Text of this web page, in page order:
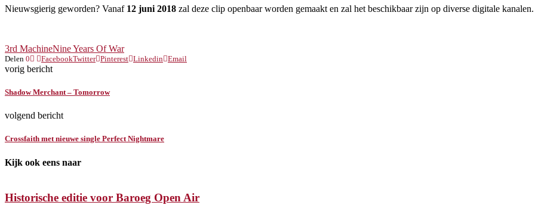
Nieuwsgierig geworden? Vanaf 12 juni 2018 zal deze clip openbaar worden gemaakt en zal het beschikbaar zijn op diverse digitale
3rd MachineNine Years Of War
Delen 0 FacebookTwitter Pinterest Linkedin Email
vorig bericht
Shadow Merchant – Tomorrow
volgend bericht
Crossfaith met nieuwe single Perfect Nightmare
Kijk ook eens naar
Historische editie voor Baroeg Open Air